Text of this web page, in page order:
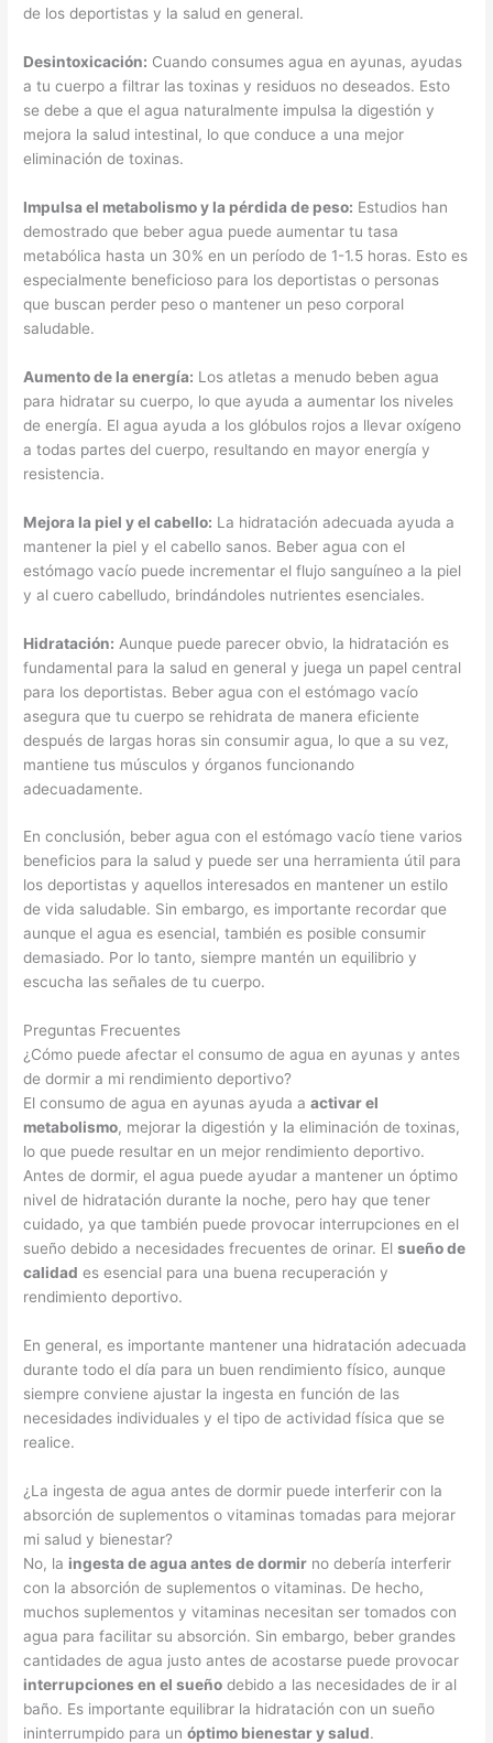
de los deportistas y la salud en general.
Desintoxicación: Cuando consumes agua en ayunas, ayudas
a tu cuerpo a filtrar las toxinas y residuos no deseados. Esto
se debe a que el agua naturalmente impulsa la digestión y
mejora la salud intestinal, lo que conduce a una mejor
eliminación de toxinas.
Impulsa el metabolismo y la pérdida de peso: Estudios han
demostrado que beber agua puede aumentar tu tasa
metabólica hasta un 30% en un período de 1-1.5 horas. Esto es
especialmente beneficioso para los deportistas o personas
que buscan perder peso o mantener un peso corporal
saludable.
Aumento de la energía: Los atletas a menudo beben agua
para hidratar su cuerpo, lo que ayuda a aumentar los niveles
de energía. El agua ayuda a los glóbulos rojos a llevar oxígeno
a todas partes del cuerpo, resultando en mayor energía y
resistencia.
Mejora la piel y el cabello: La hidratación adecuada ayuda a
mantener la piel y el cabello sanos. Beber agua con el
estómago vacío puede incrementar el flujo sanguíneo a la piel
y al cuero cabelludo, brindándoles nutrientes esenciales.
Hidratación: Aunque puede parecer obvio, la hidratación es
fundamental para la salud en general y juega un papel central
para los deportistas. Beber agua con el estómago vacío
asegura que tu cuerpo se rehidrata de manera eficiente
después de largas horas sin consumir agua, lo que a su vez,
mantiene tus músculos y órganos funcionando
adecuadamente.
En conclusión, beber agua con el estómago vacío tiene varios
beneficios para la salud y puede ser una herramienta útil para
los deportistas y aquellos interesados en mantener un estilo
de vida saludable. Sin embargo, es importante recordar que
aunque el agua es esencial, también es posible consumir
demasiado. Por lo tanto, siempre mantén un equilibrio y
escucha las señales de tu cuerpo.
Preguntas Frecuentes
¿Cómo puede afectar el consumo de agua en ayunas y antes
de dormir a mi rendimiento deportivo?
El consumo de agua en ayunas ayuda aactivar el
metabolismo, mejorar la digestión y la eliminación de toxinas,
lo que puede resultar en un mejor rendimiento deportivo.
Antes de dormir, el agua puede ayudar a mantener un óptimo
nivel de hidratación durante la noche, pero hay que tener
cuidado, ya que también puede provocar interrupciones en el
sueño debido a necesidades frecuentes de orinar. Elsueño de
calidad es esencial para una buena recuperación y
rendimiento deportivo.
En general, es importante mantener una hidratación adecuada
durante todo el día para un buen rendimiento físico, aunque
siempre conviene ajustar la ingesta en función de las
necesidades individuales y el tipo de actividad física que se
realice.
¿La ingesta de agua antes de dormir puede interferir con la
absorción de suplementos o vitaminas tomadas para mejorar
mi salud y bienestar?
No, la ingesta de agua antes de dormir no debería interferir
con la absorción de suplementos o vitaminas. De hecho,
muchos suplementos y vitaminas necesitan ser tomados con
agua para facilitar su absorción. Sin embargo, beber grandes
cantidades de agua justo antes de acostarse puede provocar
interrupciones en el sueño debido a las necesidades de ir al
baño. Es importante equilibrar la hidratación con un sueño
ininterrumpido para unóptimo bienestar y salud.